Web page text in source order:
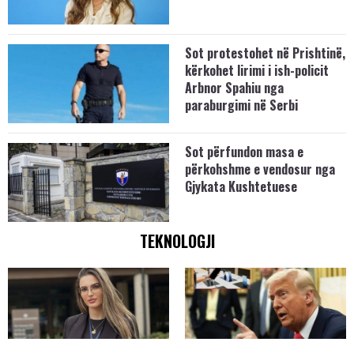
Sot protestohet në Prishtinë,
kërkohet lirimi i ish-policit
Arbnor Spahiu nga
paraburgimi në Serbi
Sot përfundon masa e
përkohshme e vendosur nga
Gjykata Kushtetuese
TEKNOLOGJI